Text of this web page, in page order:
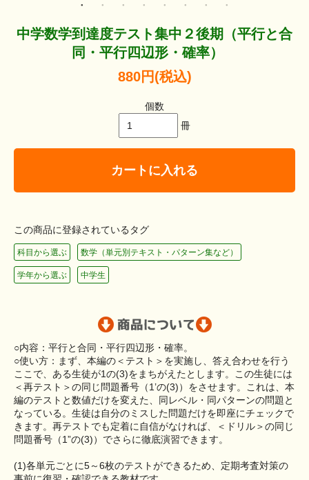
中学数学到達度テスト集中２後期（平行と合
同・平行四辺形・確率）
880円(税込)
個数
冊
カートに入れる
この商品に登録されているタグ
科目から選ぶ 数学（単元別テキスト・パターン集など）
学年から選ぶ 中学生
○内容：平行と合同・平行四辺形・確率。
○使い方：まず、本編の＜テスト＞を実施し、答え合わせを行う
ここで、ある生徒が1の(3)をまちがえたとします。この生徒には
＜再テスト＞の同じ問題番号（1’の(3)）をさせます。これは、本
編のテストと数値だけを変えた、同レベル・同パターンの問題と
なっている。生徒は自分のミスした問題だけを即座にチェックで
きます。再テストでも定着に自信がなければ、＜ドリル＞の同じ
問題番号（1”の(3)）でさらに徹底演習できます。
(1)各単元ごとに5～6枚のテストができるため、定期考査対策の